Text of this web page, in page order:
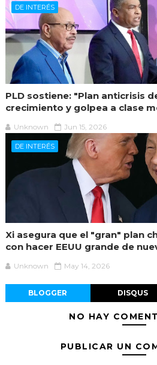
DE INTERÉS
PLD sostiene: "Plan anticrisis
crecimiento y golpea a clase
Unknown Jun 15, 2026
DE INTERÉS
Xi asegura que el "gran" plan
con hacer EEUU grande de
Unknown May 14, 2026
BLOGGER DISQUS
NO HAY
PUBLICAR UN